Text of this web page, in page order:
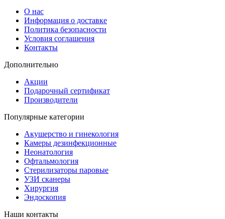
О нас
Информация о доставке
Политика безопасности
Условия соглашения
Контакты
Дополнительно
Акции
Подарочный сертификат
Производители
Популярные категории
Акушерство и гинекология
Камеры дезинфекционные
Неонатология
Офтальмология
Стерилизаторы паровые
УЗИ сканеры
Хирургия
Эндоскопия
Наши контакты